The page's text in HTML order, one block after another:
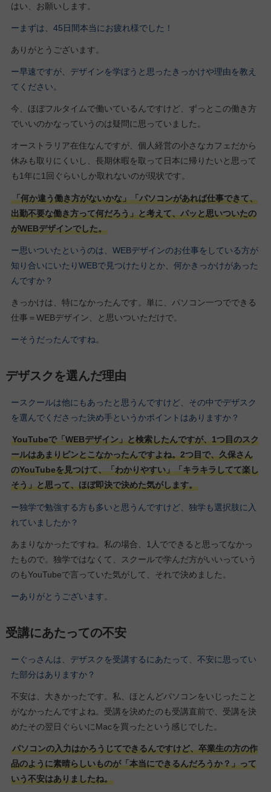
はい、お願いします。
ーまずは、45日間本当にお疲れ様でした！
ありがとうございます。
ー早速ですが、デザインを学ぼうと思ったきっかけや理由を教え
てください。
今、ほぼフルタイムで働いているんですけど、ずっとこの働き方
でいいのかなっていうのは疑問に思っていました。
オーストラリア在住なんですが、個人経営の小さなカフェだから
休みも取りにくいし、長期休暇を取って日本に帰りたいと思って
も1年に1回ぐらいしか取れないのが現状です。
「何か違う働き方がないかな」「パソコンがあれば仕事できて、
出勤不要な働き方って何だろう」と考えて、パッと思いついたの
がWEBデザインでした。
ー思いついたというのは、WEBデザインのお仕事をしている方が
知り合いにいたりWEBで見つけたりとか、何かきっかけがあった
んですか？
きっかけは、特になかったんです。単に、パソコン一つでできる
仕事＝WEBデザイン、と思いついただけで。
ーそうだったんですね。
デザスクを選んだ理由
ースクールは他にもあったと思うんですけど、その中でデザスク
を選んでくださった決め手というかポイントはありますか？
YouTubeで「WEBデザイン」と検索したんですが、1つ目のスク
ールはあまりピンとこなかったんですよね。2つ目で、久保さん
のYouTubeを見つけて、「わかりやすい」「キラキラしてて楽し
そう」と思って、ほぼ即決で決めた気がします。
ー独学で勉強する方も多いと思うんですけど、独学も選択肢に入
れていましたか？
あまりなかったですね。私の場合、1人でできると思ってなかっ
たもので。独学ではなくて、スクールで学んだ方がいいっていう
のもYouTubeで言っていた気がして、それで決めました。
ーありがとうございます。
受講にあたっての不安
ーぐっさんは、デザスクを受講するにあたって、不安に思ってい
た部分はありますか？
不安は、大きかったです。私、ほとんどパソコンをいじったこと
がなかったんですよね。受講を決めたのも受講直前で、受講を決
めたその翌日ぐらいにMacを買ったという感じでした。
パソコンの入力はかろうじてできるんですけど、卒業生の方の作
品のように素晴らしいものが「本当にできるんだろうか？」って
いう不安はありましたね。